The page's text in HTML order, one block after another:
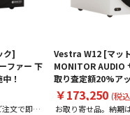
ク]
ファー 下
！
文で即日
Vestra W12 [マッ
MONITOR AUDIO
取り査定額20%ア
￥173,250 (税
お取り寄せ品。納期